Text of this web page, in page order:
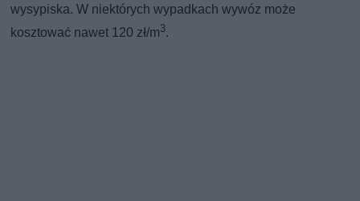
wysypiska. W niektórych wypadkach wywóz może
kosztować nawet 120 zł/m3.